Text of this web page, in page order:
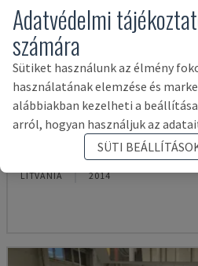
FZR15 / DAR 12
FISCHER & RÜCKLE - FURNÉRVÁGÓ
LITVÁNIA 2014
Adatvédelmi
számára
Sütiket használunk az élmény
használatának elemzése és
alábbiakban kezelheti a
arról, hogyan használjuk az
SÜTI